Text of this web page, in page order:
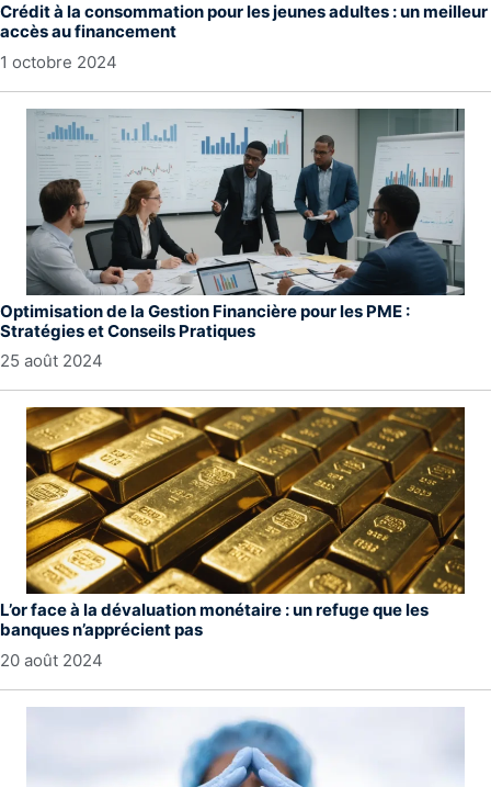
Crédit à la consommation pour les jeunes adultes : un meilleur
accès au financement
1 octobre 2024
Optimisation de la Gestion Financière pour les PME :
Stratégies et Conseils Pratiques
25 août 2024
L’or face à la dévaluation monétaire : un refuge que les
banques n’apprécient pas
20 août 2024